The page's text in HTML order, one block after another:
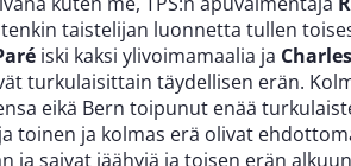
taistelijan luonnetta tullen
iski kaksi ylivoimamaalia ja
turkulaisittain täydellisen erän.
eikä Bern toipunut enää
toinen ja kolmas erä olivat
ja saivat jäähyjä ja toisen erän